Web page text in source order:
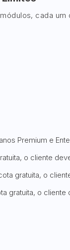
cada
Premium e
o cliente
gratuita, o
gratuita, o